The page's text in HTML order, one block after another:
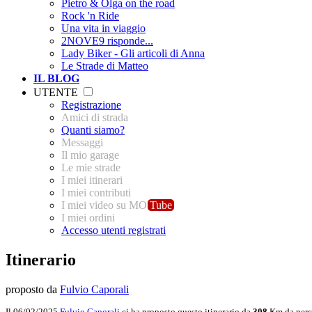
Pietro & Olga on the road
Rock 'n Ride
Una vita in viaggio
2NOVE9 risponde...
Lady Biker - Gli articoli di Anna
Le Strade di Matteo
IL BLOG
UTENTE
Registrazione
Amici di strada
Quanti siamo?
Messaggi
Il mio garage
Le mie strade
I miei itinerari
I miei contributi
I miei video su MO Tube
I miei ordini
Accesso utenti registrati
Itinerario
proposto da Fulvio Caporali